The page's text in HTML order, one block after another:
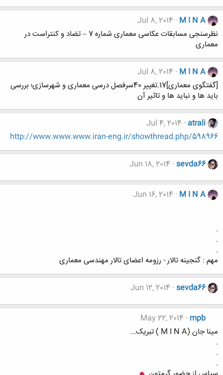
M I N A
Jul 8, 2014
نظرسنجی مسابقات عکاسی معماری شماره 7 – تضاد و کنتراست در
معماری
M I N A
Jul 8, 2014
[گفتگوی معماری]17.تغییر 40سرفصل درسی معماری و شهرسازی؛ بررسی
باید ها و نباید ها و تاثیر آن
atrali
Jul 4, 2014
http://www.www.www.iran-eng.ir/showthread.php/598966
sevda66
Jun 18, 2014
M I N A
Jun 16, 2014
.
.
.
مهم : گنجینه تالار - رزومه اعضای تالار مهندسی معماری
sevda66
Jun 12, 2014
mpb
May 22, 2014
مینا جان (M I N A ) تبریک...
.
.
.